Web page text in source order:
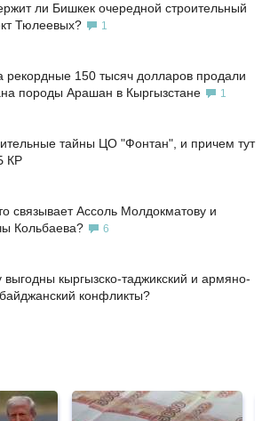
ли Бишкек очередной строительный
Тюлеевых?
1
рекордные 150 тысяч долларов продали
породы Арашан в Кыргызстане
1
тайны ЦО "Фонтан", и причем тут
КР
связывает Ассоль Молдокматову и
Кольбаева?
6
выгодны кыргызско-таджикский и армяно-
конфликты?